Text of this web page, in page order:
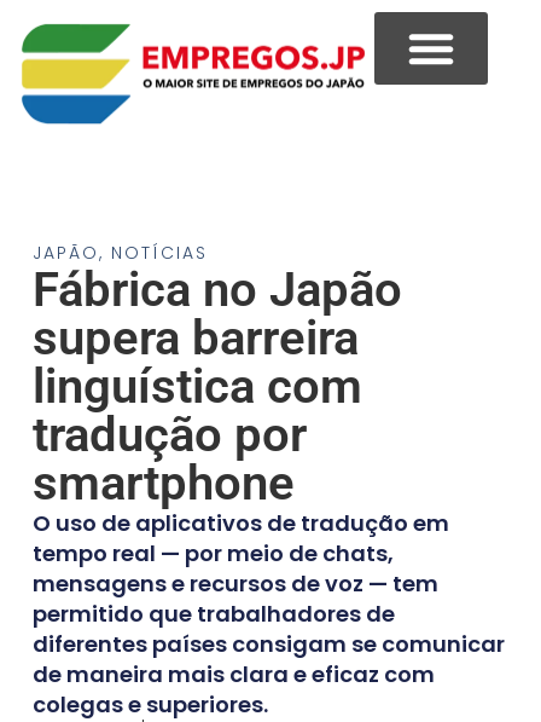
JAPÃO, NOTÍCIAS
Fábrica no Japão
supera barreira
linguística com
tradução por
smartphone
O uso de aplicativos de tradução em
tempo real — por meio de chats,
mensagens e recursos de voz — tem
permitido que trabalhadores de
diferentes países consigam se comunicar
de maneira mais clara e eficaz com
colegas e superiores.